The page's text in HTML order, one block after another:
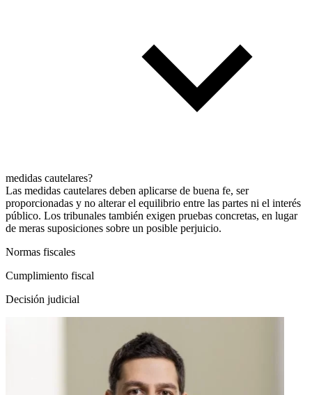
medidas cautelares?
Las medidas cautelares deben aplicarse de buena fe, ser
proporcionadas y no alterar el equilibrio entre las partes ni el interés
público. Los tribunales también exigen pruebas concretas, en lugar
de meras suposiciones sobre un posible perjuicio.
Normas fiscales
Cumplimiento fiscal
Decisión judicial